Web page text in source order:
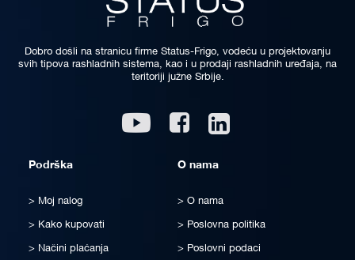
Dobro došli na stranicu firme Status-Frigo, vodeću u projektovanju
svih tipova rashladnih sistema, kao i u prodaji rashladnih uređaja, na
teritoriji južne Srbije.
Youtube Facebook
Podrška
Moj nalog
Kako kupovati
Načini plaćanja
O nama
O nama
Poslovna politika
Poslovni podaci